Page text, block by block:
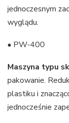
jednoczesnym
wyglądu.
• PW-400
Maszyna typu
pakowanie.
plastiku i
jednocześnie